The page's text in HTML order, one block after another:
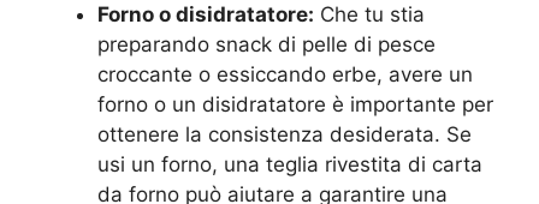
Forno o disidratatore: Che tu stia
preparando snack di pelle di pesce
croccante o essiccando erbe, avere un
forno o un disidratatore è importante per
ottenere la consistenza desiderata. Se
usi un forno, una teglia rivestita di carta
da forno può aiutare a garantire una